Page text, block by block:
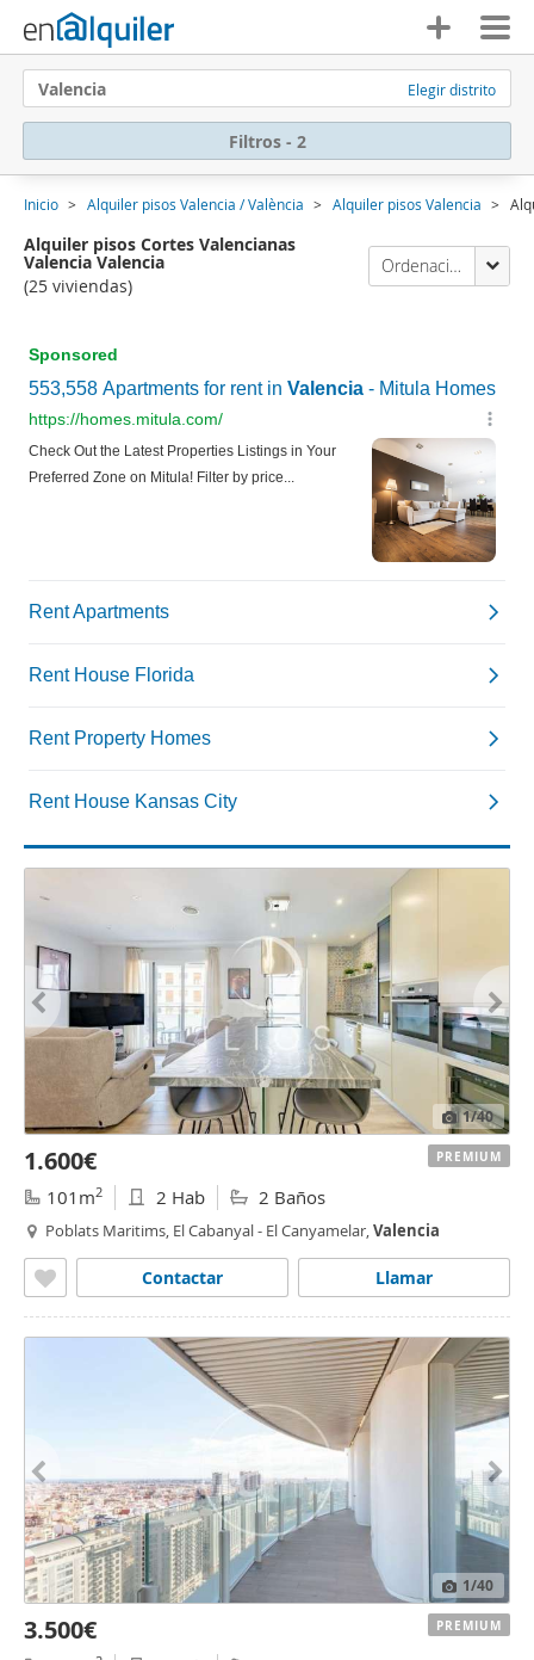
Valencia Elegir distrito
Filtros - 2
Inicio Alquiler pisos Valencia / València Alquiler pisos Valencia
Alquiler pisos Cortes Valencianas
Valencia Valencia
(25 viviendas)
Ordenación Enalquiler
1/40
1.600€
101m2 2 Hab 2 Baños
Poblats Maritims, El Cabanyal - El Canyamelar,Valencia
Llamar
Contactar
PREMIUM
1/40
3.500€ PREMIUM